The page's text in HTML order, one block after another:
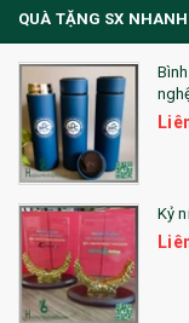
QUÀ TẶNG SX NHANH
Kỷ